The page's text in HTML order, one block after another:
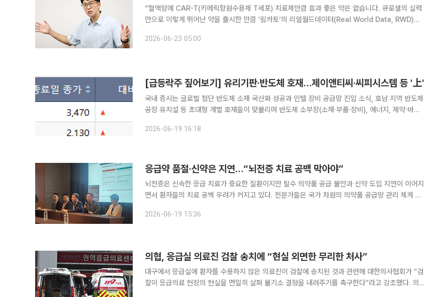
“혈액암에 CAR-T(키메릭항원수용체 T세포) 치료제만큼 효과 좋은 약은 없습니다. 큐로셀의 실력
만으로 이렇게 뛰어난 약을 출시한 만큼 ‘림카토’의 리얼월드데이터(Real World Data, RWD)를
무)은 국산 1호 CAR-T 치료제 림카토의 상업적 성공
2026-06-23 05:00
[급등락주 짚어보기] 유리기판·반도체 호재…제이앤티씨·씨피시스템 등 '上'
국내 증시는 글로벌 첨단 반도체 소재 국산화 성공과 인텔 장비 공급망 진입 소식, 호남 지역 반도체
공장 유치설 등 초대형 개별 호재들이 맞물리며 반도체 소부장(소재·부품·장비), 에너지, 제약·바이
2026-06-19 16:18
응급약 품절·신약은 지연…“뇌전증 치료 공백 막아야”
뇌전증은 신속한 응급 치료가 중요한 질환이지만 필수 의약품 공급 불안과 신약 도입 지연이 이어지
면서 환자들의 치료 공백 우려가 커지고 있다. 전문가들은 국가 차원의 의약품 공급망 관리 체계 구
티호텔에서 기자간담회를 열고 항발작제 공급 안정화와 난치성 뇌전증 환
2026-06-19 15:36
의협, 응급실 의료진 검찰 송치에 “현실 외면한 무리한 처사”
대구에서 응급실에 환자를 수용하지 않은 의료진이 검찰에 송치된 것과 관련해 대한의사협회가 “검
찰이 응급의료 현장의 현실을 면밀히 살펴 불기소 결정을 내려주기를 촉구한다”라고 강조했다. 의사